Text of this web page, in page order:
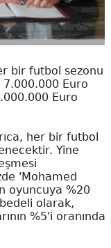
bir futbol sezonu
7.000.000 Euro
Euro
her bir futbol
Yine
'Mohamed
oyuncuya %20
olarak,
%5'i oranında